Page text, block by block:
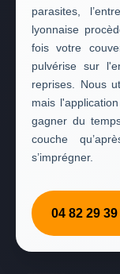
parasites,
lyonnaise
fois votre
pulvérise sur
reprises. Nous
mais
gagner du
couche
s’imprégner.
04 82 29 39